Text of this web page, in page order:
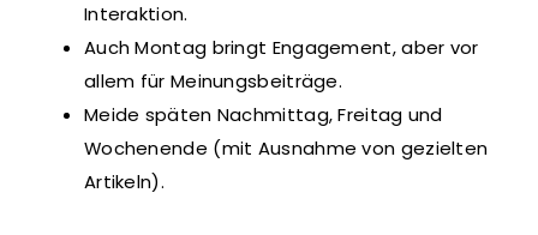
Interaktion.
Auch Montag bringt Engagement, aber vor
allem für Meinungsbeiträge.
Meide späten Nachmittag, Freitag und
Wochenende (mit Ausnahme von gezielten
Artikeln).